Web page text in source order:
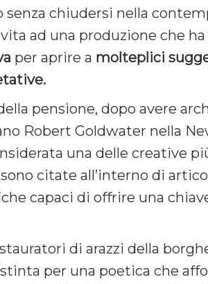
senza chiudersi nella
ad una produzione che ha
per aprire a molteplici
pensione, dopo avere
Robert Goldwater nella
una delle creative
citate all’interno di
capaci di offrire una chiave
di arazzi della
per una poetica che